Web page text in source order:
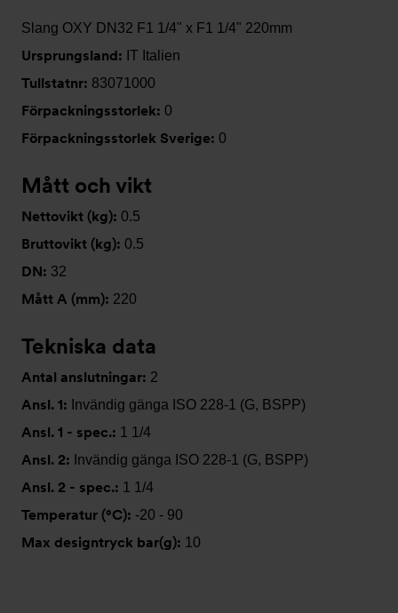
Slang OXY DN32 F1 1/4" x F1 1/4" 220mm
Ursprungsland: IT Italien
Tullstatnr: 83071000
Förpackningsstorlek: 0
Förpackningsstorlek Sverige: 0
Mått och vikt
Nettovikt (kg): 0.5
Bruttovikt (kg): 0.5
DN: 32
Mått A (mm): 220
Tekniska data
Antal anslutningar: 2
Ansl. 1: Invändig gänga ISO 228-1 (G, BSPP)
Ansl. 1 - spec.: 1 1/4
Ansl. 2: Invändig gänga ISO 228-1 (G, BSPP)
Ansl. 2 - spec.: 1 1/4
Temperatur (°C): -20 - 90
Max designtryck bar(g): 10